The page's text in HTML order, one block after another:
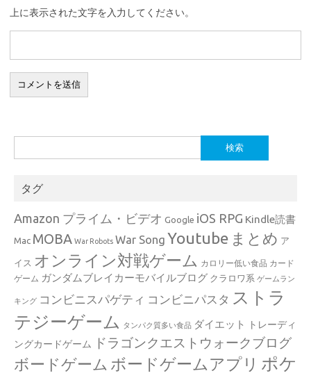
上に表示された文字を入力してください。
索:
タグ
Amazon プライム・ビデオ Google iOS RPG Kindle読書
Mac MOBA War Robots War Song Youtube まとめ ア
イス オンライン対戦ゲーム カロリー低い食品 カード
ゲーム ガンダムブレイカーモバイルブログ クラロワ系 ゲームラン
キング コンビニスパゲティ コンビニパスタ ストラ
テジーゲーム
タンパク質多い食品 ダイエット
トレーディ
ングカードゲーム
ドラゴンクエストウォークブログ
ボードゲーム ボードゲームアプリ ポケ